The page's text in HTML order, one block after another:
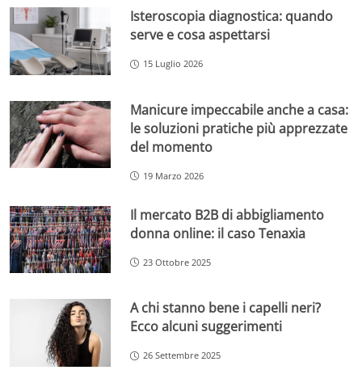
Isteroscopia diagnostica: quando
serve e cosa aspettarsi
15 Luglio 2026
Manicure impeccabile anche a casa:
le soluzioni pratiche più apprezzate
del momento
19 Marzo 2026
Il mercato B2B di abbigliamento
donna online: il caso Tenaxia
23 Ottobre 2025
A chi stanno bene i capelli neri?
Ecco alcuni suggerimenti
26 Settembre 2025